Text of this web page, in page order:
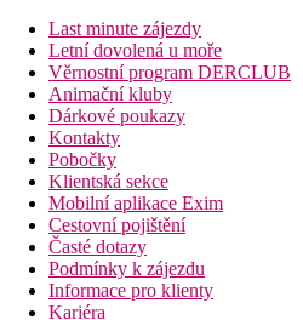
Další informace:
Využití některých zařízení a
Některé služby jsou závislé na
klimatických podmínkách.
American Express, Euro/
Popis pokoje
Labranda Velaris Resort nabízí
apartmá s výhledem na úchvatné
nádhernou středomořskou
typů pokojů pro hosty podle
pokoje a apartmá Deluxe
odpočinku. Pokoje Superior
Last minute zájezdy
Letní dovolená u moře
Věrnostní program DERCLUB
Animační kluby
Dárkové poukazy
Kontakty
Pobočky
Klientská sekce
Mobilní aplikace Exim
Cestovní pojištění
Časté dotazy
Podmínky k zájezdu
Informace pro klienty
Kariéra